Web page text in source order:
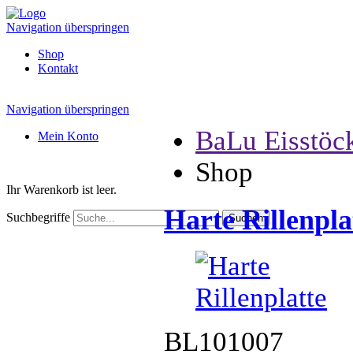
Navigation überspringen
Shop
Kontakt
Navigation überspringen
Mein Konto
Ihr Warenkorb ist leer.
Suchbegriffe
BaLu
Shop
Harte
BL101007